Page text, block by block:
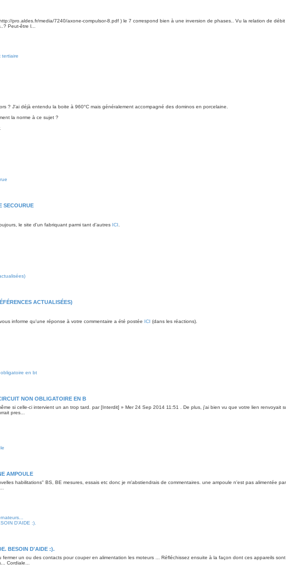
pro.aldes.fr/media/7240/axone-compulsor-8.pdf ) le 7 correspond bien à une inversion de phases.. Vu la relation de
Peut-être l...
tertiaire
? J'ai déjà entendu la boite à 960°C mais généralement accompagné des dominos en porcelaine.
la norme à ce sujet ?
SECOURUE
le site d'un fabriquant parmi tant d'autres ICI
ACTUALISÉES)
informe qu'une réponse à votre commentaire a été postée ICI (dans les réactions).
en bt
NON OBLIGATOIRE EN B
si celle-ci intervient un an trop tard. par [Interdit] » Mer 24 Sep 2014 11:51 . De plus, j'ai bien vu que votre lien renvoyait
pres...
AMPOULE
habilitations" BS, BE mesures, essais etc donc je m'abstiendrais de commentaires. une ampoule n'est pas alimentée
D'AIDE :).
BESOIN D'AIDE :).
fermer un ou des contacts pour couper en alimentation les moteurs ... Réfléchissez ensuite à la façon dont ces appareils
Cordiale...